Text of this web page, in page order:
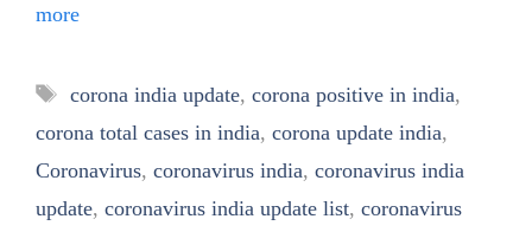
more
Tags
corona india update, corona positive in india,
corona total cases in india, corona update india,
Coronavirus, coronavirus india, coronavirus india
update, coronavirus india update list, coronavirus